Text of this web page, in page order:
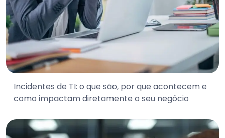
Incidentes de TI: o que são, por que acontecem e
como impactam diretamente o seu negócio